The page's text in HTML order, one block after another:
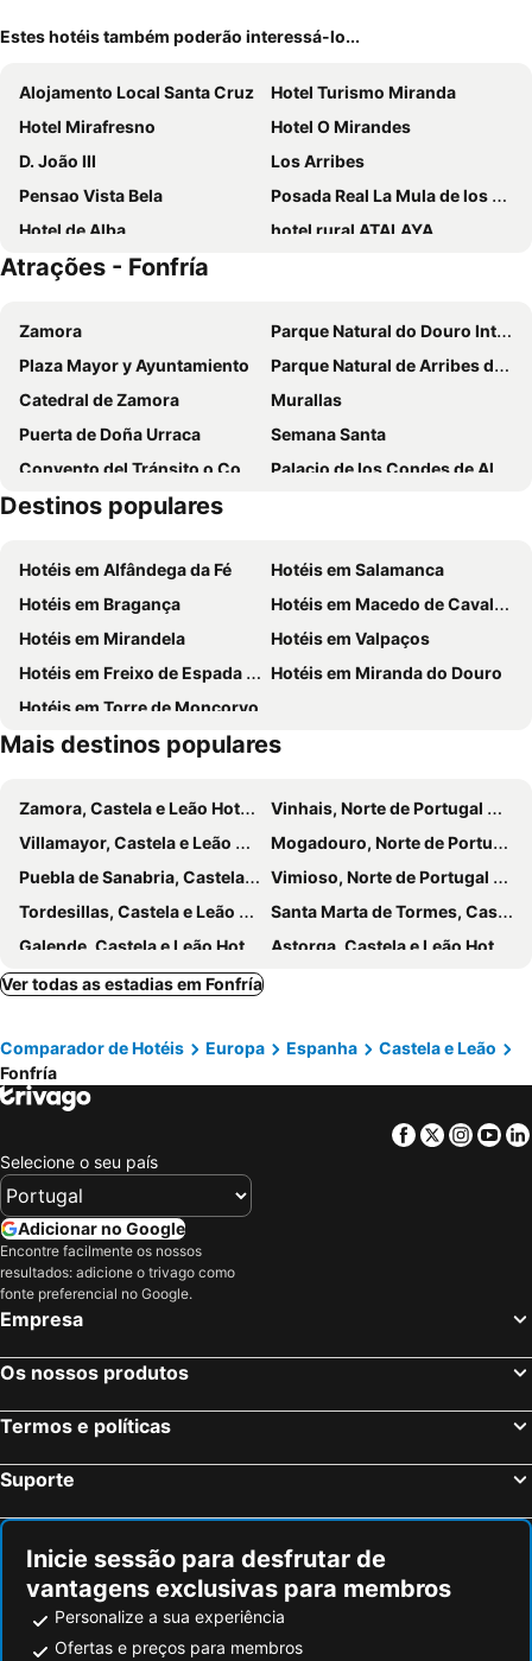
Estes hotéis também poderão interessá-lo...
Alojamento Local Santa Cruz
Hotel Turismo Miranda
Hotel Mirafresno
Hotel O Mirandes
D. João III
Los Arribes
Pensao Vista Bela
Posada Real La Mula de los Arribes
Hotel de Alba
hotel rural ATALAYA
Hotel Rural El Tejar de Miro
Residencial do Planalto Mirandês
Atrações - Fonfría
Zamora
Parque Natural do Douro Internacional
Plaza Mayor y Ayuntamiento
Parque Natural de Arribes del Duero
Catedral de Zamora
Murallas
Puerta de Doña Urraca
Semana Santa
Convento del Tránsito o Corpus Christi
Palacio de los Condes de Alba de Aliste
Reserva de las Lagunas de Villafáfila
Destinos populares
Hotéis em Alfândega da Fé
Hotéis em Salamanca
Hotéis em Bragança
Hotéis em Macedo de Cavaleiros
Hotéis em Mirandela
Hotéis em Valpaços
Hotéis em Freixo de Espada à Cinta
Hotéis em Miranda do Douro
Hotéis em Torre de Moncorvo
Mais destinos populares
Zamora, Castela e Leão Hotéis
Vinhais, Norte de Portugal Hotéis
Villamayor, Castela e Leão Hotéis
Mogadouro, Norte de Portugal Hotéis
Puebla de Sanabria, Castela e Leão Hotéis
Vimioso, Norte de Portugal Hotéis
Tordesillas, Castela e Leão Hotéis
Santa Marta de Tormes, Castela e Leão Hotéis
Galende, Castela e Leão Hotéis
Astorga, Castela e Leão Hotéis
Ledesma, Castela e Leão Hotéis
Saucelle, Castela e Leão Hotéis
Benavente, Castela e Leão Hotéis
Moralina, Castela e Leão Hotéis
Pedrosillo el Ralo, Castela e Leão Hotéis
Pedralba de la Pradería, Castela e Leão Hotéis
Burgos, Castela e Leão Hotéis
Valladolid, Castela e Leão Hotéis
Palencia, Castela e Leão Hotéis
Villagonzalo Pedernales, Castela e Leão Hotéis
Penafiel, Castela e Leão Hotéis
Islantilla, Andaluzia Hotéis
Benidorm, Valência Hotéis
Barcelona, Catalunha Hotéis
Vigo, Galiza Hotéis
Isla Canela, Andaluzia Hotéis
Ver todas as estadias em Fonfría
Comparador de Hotéis Europa Espanha
Castela e Leão
Fonfría
Facebook
Twitter
Selecione o seu país
Adicionar no Google
Encontre facilmente os nossos
resultados: adicione o trivago como
fonte preferencial no Google.
Empresa
Os nossos produtos
Termos e políticas
Suporte
Inicie sessão para desfrutar de
vantagens exclusivas para membros
Personalize a sua experiência
Ofertas e preços para membros